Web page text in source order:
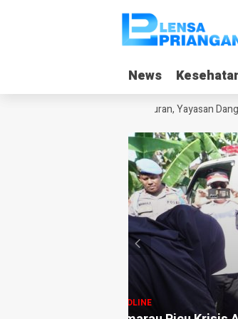
News
News
Kecanduan Gadget Saat Liburan, Yayasan
HEADLINE